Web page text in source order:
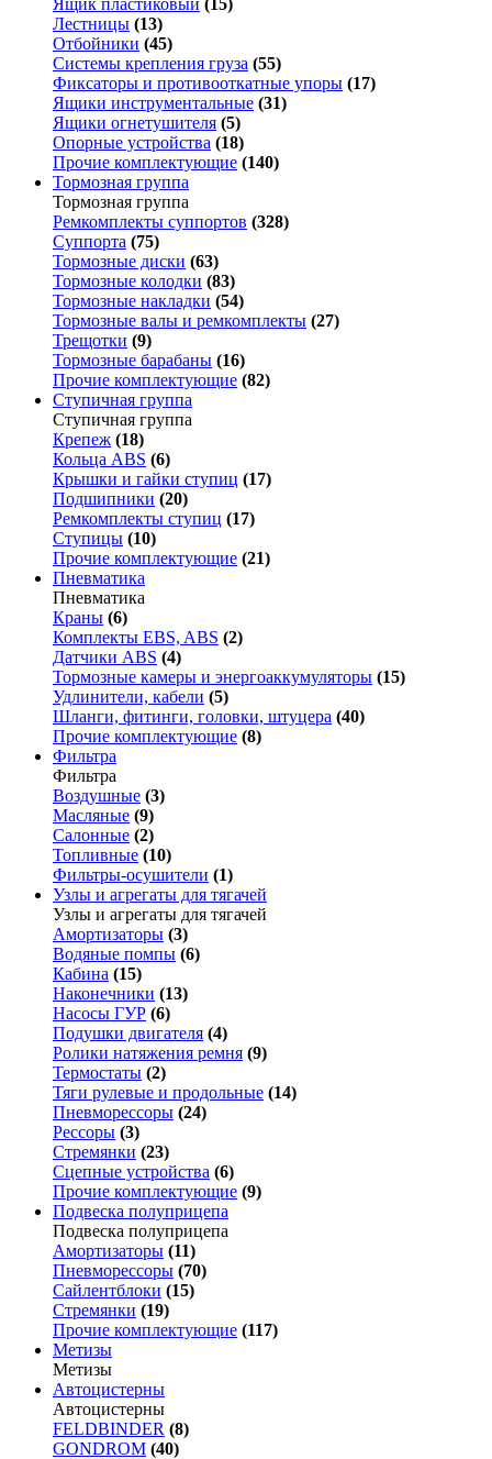
Ящик пластиковый (15)
Лестницы (13)
Отбойники (45)
Системы крепления груза (55)
Фиксаторы и противооткатные упоры (17)
Ящики инструментальные (31)
Ящики огнетушителя (5)
Опорные устройства (18)
Прочие комплектующие (140)
Тормозная группа
Тормозная группа
Ремкомплекты суппортов (328)
Суппорта (75)
Тормозные диски (63)
Тормозные колодки (83)
Тормозные накладки (54)
Тормозные валы и ремкомплекты (27)
Трещотки (9)
Тормозные барабаны (16)
Прочие комплектующие (82)
Ступичная группа
Ступичная группа
Крепеж (18)
Кольца ABS (6)
Крышки и гайки ступиц (17)
Подшипники (20)
Ремкомплекты ступиц (17)
Ступицы (10)
Прочие комплектующие (21)
Пневматика
Пневматика
Краны (6)
Комплекты EBS, ABS (2)
Датчики ABS (4)
Тормозные камеры и энергоаккумуляторы (15)
Удлинители, кабели (5)
Шланги, фитинги, головки, штуцера (40)
Прочие комплектующие (8)
Фильтра
Фильтра
Воздушные (3)
Масляные (9)
Салонные (2)
Топливные (10)
Фильтры-осушители (1)
Узлы и агрегаты для тягачей
Узлы и агрегаты для тягачей
Амортизаторы (3)
Водяные помпы (6)
Кабина (15)
Наконечники (13)
Насосы ГУР (6)
Подушки двигателя (4)
Ролики натяжения ремня (9)
Термостаты (2)
Тяги рулевые и продольные (14)
Пневморессоры (24)
Рессоры (3)
Стремянки (23)
Сцепные устройства (6)
Прочие комплектующие (9)
Подвеска полуприцепа
Подвеска полуприцепа
Амортизаторы (11)
Пневморессоры (70)
Сайлентблоки (15)
Стремянки (19)
Прочие комплектующие (117)
Метизы
Метизы
Автоцистерны
Автоцистерны
FELDBINDER (8)
GONDROM (40)